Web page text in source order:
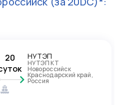
20
НУТЭП
НУТЭП КТ
Новороссийск
Краснодарский край,
Россия